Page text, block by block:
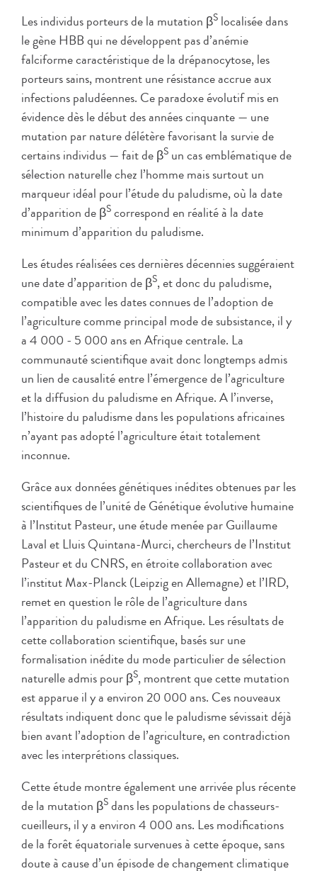
Les individus porteurs de la mutation βS localisée dans
le gène HBB qui ne développent pas d’anémie
falciforme caractéristique de la drépanocytose, les
porteurs sains, montrent une résistance accrue aux
infections paludéennes. Ce paradoxe évolutif mis en
évidence dès le début des années cinquante — une
mutation par nature délétère favorisant la survie de
certains individus — fait de βS un cas emblématique de
sélection naturelle chez l’homme mais surtout un
marqueur idéal pour l’étude du paludisme, où la date
d’apparition de βS correspond en réalité à la date
minimum d’apparition du paludisme.
Les études réalisées ces dernières décennies suggéraient
une date d’apparition de βS, et donc du paludisme,
compatible avec les dates connues de l’adoption de
l’agriculture comme principal mode de subsistance, il y
a 4 000 - 5 000 ans en Afrique centrale. La
communauté scientifique avait donc longtemps admis
un lien de causalité entre l’émergence de l’agriculture
et la diffusion du paludisme en Afrique. A l’inverse,
l’histoire du paludisme dans les populations africaines
n’ayant pas adopté l’agriculture était totalement
inconnue.
Grâce aux données génétiques inédites obtenues par les
scientifiques de l’unité de Génétique évolutive humaine
à l’Institut Pasteur, une étude menée par Guillaume
Laval et Lluis Quintana-Murci, chercheurs de l’Institut
Pasteur et du CNRS, en étroite collaboration avec
l’institut Max-Planck (Leipzig en Allemagne) et l’IRD,
remet en question le rôle de l’agriculture dans
l’apparition du paludisme en Afrique. Les résultats de
cette collaboration scientifique, basés sur une
formalisation inédite du mode particulier de sélection
naturelle admis pour βS, montrent que cette mutation
est apparue il y a environ 20 000 ans. Ces nouveaux
résultats indiquent donc que le paludisme sévissait déjà
bien avant l’adoption de l’agriculture, en contradiction
avec les interprétions classiques.
Cette étude montre également une arrivée plus récente
de la mutation βS dans les populations de chasseurs-
cueilleurs, il y a environ 4 000 ans. Les modifications
de la forêt équatoriale survenues à cette époque, sans
doute à cause d’un épisode de changement climatique